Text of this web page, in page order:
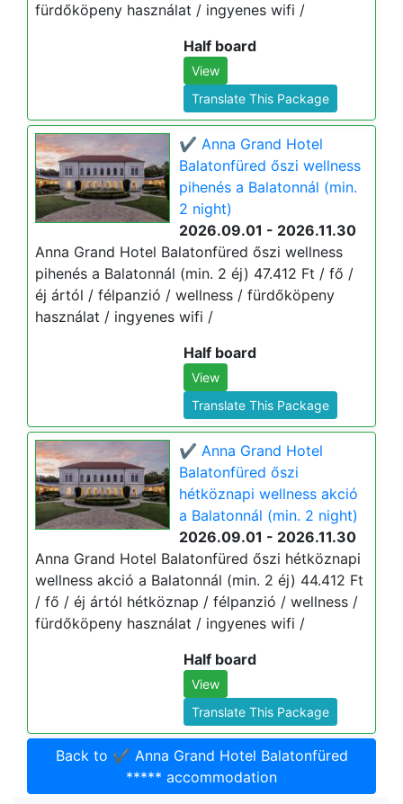
fürdőköpeny használat / ingyenes wifi /
Half board
View
Translate This Package
✔️ Anna Grand Hotel
Balatonfüred őszi wellness
pihenés a Balatonnál (min.
2 night)
2026.09.01 - 2026.11.30
Anna Grand Hotel Balatonfüred őszi wellness
pihenés a Balatonnál (min. 2 éj) 47.412 Ft / fő /
éj ártól / félpanzió / wellness / fürdőköpeny
használat / ingyenes wifi /
Half board
View
Translate This Package
✔️ Anna Grand Hotel
Balatonfüred őszi
hétköznapi wellness akció
a Balatonnál (min. 2 night)
2026.09.01 - 2026.11.30
Anna Grand Hotel Balatonfüred őszi hétköznapi
wellness akció a Balatonnál (min. 2 éj) 44.412 Ft
/ fő / éj ártól hétköznap / félpanzió / wellness /
fürdőköpeny használat / ingyenes wifi /
Half board
View
Translate This Package
Back to ✔️ Anna Grand Hotel Balatonfüred
***** accommodation